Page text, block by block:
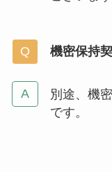
機密保持
別途、機
です。